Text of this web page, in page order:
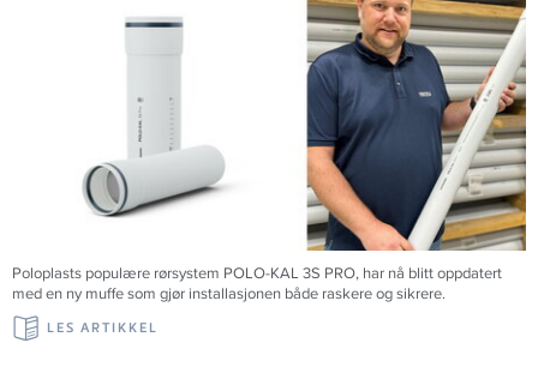
Poloplasts populære rørsystem POLO-KAL 3S PRO, har nå blitt oppdatert
med en ny muffe som gjør installasjonen både raskere og sikrere.
LES ARTIKKEL